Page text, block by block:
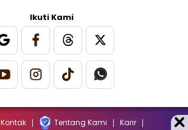
Ikuti Kami
Kontak Tentang Kami Karir